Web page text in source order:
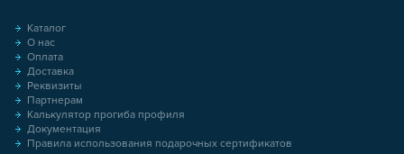
Каталог
О нас
Оплата
Доставка
Реквизиты
Партнерам
Калькулятор прогиба профиля
Документация
Правила использования подарочных сертификатов